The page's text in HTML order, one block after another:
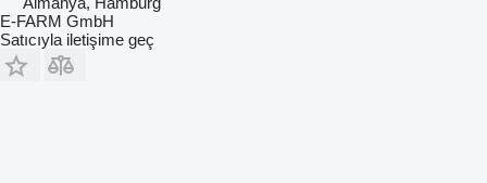
E-FARM GmbH
Satıcıyla iletişime geç